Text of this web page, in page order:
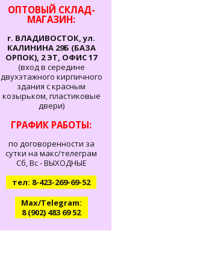
ОПТОВЫЙ СКЛАД-
МАГАЗИН:
г. ВЛАДИВОСТОК, ул.
КАЛИНИНА 29Б (БАЗА
ОРПОК), 2 ЭТ, ОФИС 17
(вход в середине
двухэтажного кирпичного
здания с красным
козырьком, пластиковые
двери)
ГРАФИК РАБОТЫ:
по договоренности за
сутки на макс/телеграм
Сб, Вс - ВЫХОДНЫЕ
тел: 8-423-269-69-52
Max/Telegram:
8 (902) 483 69 52